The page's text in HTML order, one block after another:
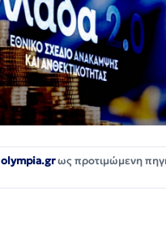
olympia.grως προτιμώμενη